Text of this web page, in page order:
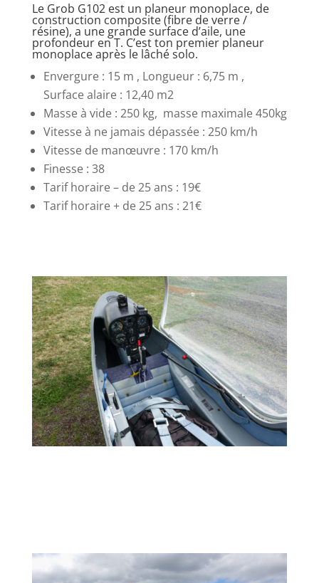
Le Grob G102 est un planeur monoplace, de
construction composite (fibre de verre /
résine), a une grande surface d’aile, une
profondeur en T. C’est ton premier planeur
monoplace après le lâché solo.
Envergure : 15 m , Longueur : 6,75 m ,
Surface alaire : 12,40 m2
Masse à vide : 250 kg, masse maximale 450kg
Vitesse à ne jamais dépassée : 250 km/h
Vitesse de manœuvre : 170 km/h
Finesse : 38
Tarif horaire – de 25 ans : 19€
Tarif horaire + de 25 ans : 21€